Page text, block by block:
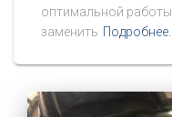
оптимальной
заменить Подробнее…